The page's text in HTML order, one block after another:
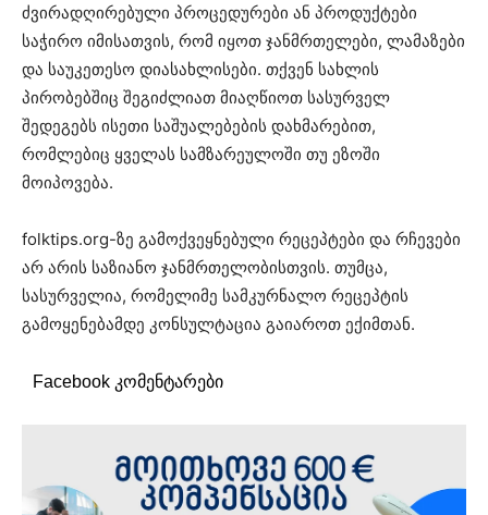
ძვირადღირებული პროცედურები ან პროდუქტები
საჭირო იმისათვის, რომ იყოთ ჯანმრთელები, ლამაზები
და საუკეთესო დიასახლისები. თქვენ სახლის
პირობებშიც შეგიძლიათ მიაღწიოთ სასურველ
შედეგებს ისეთი საშუალებების დახმარებით,
რომლებიც ყველას სამზარეულოში თუ ეზოში
მოიპოვება.
folktips.org-ზე გამოქვეყნებული რეცეპტები და რჩევები
არ არის საზიანო ჯანმრთელობისთვის. თუმცა,
სასურველია, რომელიმე სამკურნალო რეცეპტის
გამოყენებამდე კონსულტაცია გაიაროთ ექიმთან.
Facebook კომენტარები